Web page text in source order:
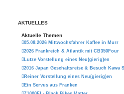
AKTUELLES
Aktuelle Themen
05.08.2026 Mittwochsfahrer Kaffee in Murr
2026 Frankreich & Atlantik mit CB350Four
Lutze Vorstellung eines Neu(gierig)en
2016 Japan Geschäftsreise & Besuch Kawa
Reiner Vorstellung eines Neu(gierig)en
Ein Servus aus Franken